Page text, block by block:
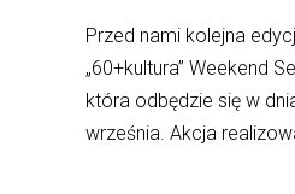
Przed nami kolejna
„60+kultura” Weekend
która odbędzie się w
września. Akcja